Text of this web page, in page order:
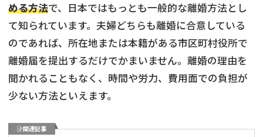
める方法で、日本ではもっとも一般的な離婚方法とし
て知られています。夫婦どちらも離婚に合意している
のであれば、所在地または本籍がある市区町村役所で
離婚届を提出するだけでかまいません。離婚の理由を
聞かれることもなく、時間や労力、費用面での負担が
少ない方法といえます。
関連記事